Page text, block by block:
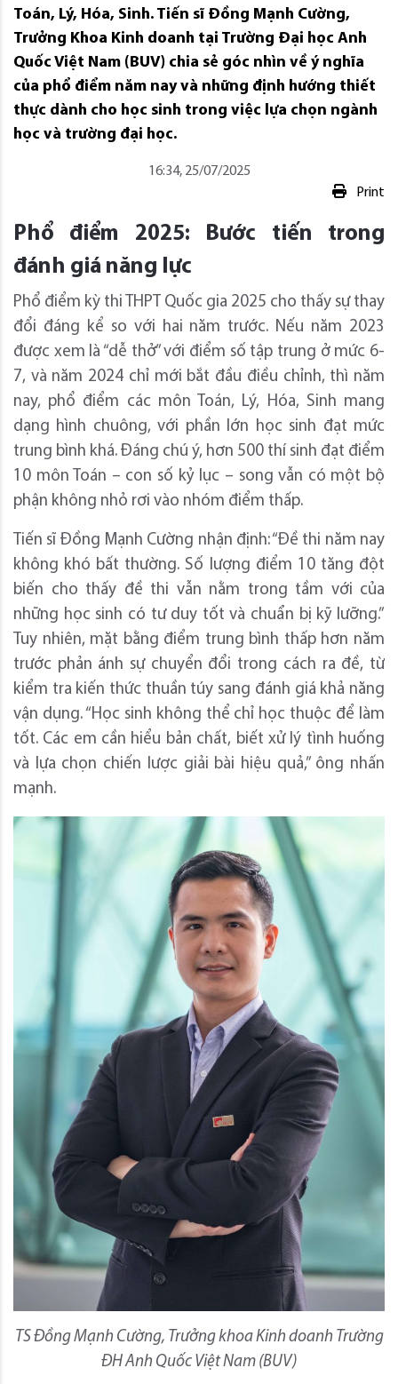
Toán, Lý, Hóa, Sinh. Tiến sĩ Đồng Mạnh Cường,
Trưởng Khoa Kinh doanh tại Trường Đại học Anh
Quốc Việt Nam (BUV) chia sẻ góc nhìn về ý nghĩa
của phổ điểm năm nay và những định hướng thiết
thực dành cho học sinh trong việc lựa chọn ngành
học và trường đại học.
16:34, 25/07/2025
Print
Phổ điểm 2025: Bước tiến trong
đánh giá năng lực
Phổ điểm kỳ thi THPT Quốc gia 2025 cho thấy sự thay
đổi đáng kể so với hai năm trước. Nếu năm 2023
được xem là “dễ thở” với điểm số tập trung ở mức 6-
7, và năm 2024 chỉ mới bắt đầu điều chỉnh, thì năm
nay, phổ điểm các môn Toán, Lý, Hóa, Sinh mang
dạng hình chuông, với phần lớn học sinh đạt mức
trung bình khá. Đáng chú ý, hơn 500 thí sinh đạt điểm
10 môn Toán – con số kỷ lục – song vẫn có một bộ
phận không nhỏ rơi vào nhóm điểm thấp.
Tiến sĩ Đồng Mạnh Cường nhận định: “Đề thi năm nay
không khó bất thường. Số lượng điểm 10 tăng đột
biến cho thấy đề thi vẫn nằm trong tầm với của
những học sinh có tư duy tốt và chuẩn bị kỹ lưỡng.”
Tuy nhiên, mặt bằng điểm trung bình thấp hơn năm
trước phản ánh sự chuyển đổi trong cách ra đề, từ
kiểm tra kiến thức thuần túy sang đánh giá khả năng
vận dụng. “Học sinh không thể chỉ học thuộc để làm
tốt. Các em cần hiểu bản chất, biết xử lý tình huống
và lựa chọn chiến lược giải bài hiệu quả,” ông nhấn
mạnh.
TS Đồng Mạnh Cường, Trưởng khoa Kinh doanh Trường
ĐH Anh Quốc Việt Nam (BUV)